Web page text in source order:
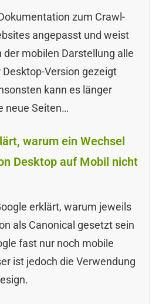
zum Crawl-
angepasst und weist
der mobilen Darstellung alle
Version gezeigt
kann es länger
neue Seiten…
warum ein Wechsel
Desktop auf Mobil nicht
erklärt, warum jeweils
als Canonical gesetzt sein
fast nur noch mobile
ist jedoch die Verwendung